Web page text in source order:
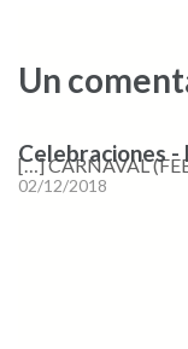
Un
Celebraciones -
02/12/2018
[…] CARNAVAL